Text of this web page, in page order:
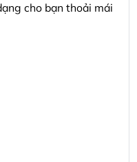
cho bạn thoải mái